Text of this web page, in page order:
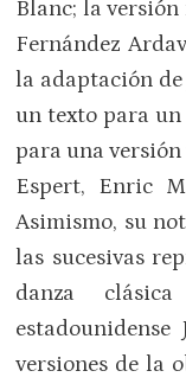
Blanc; la
Fernández
la adaptación
un texto para
para una
Espert, Enric
Asimismo, su
las sucesivas
danza
versiones de la